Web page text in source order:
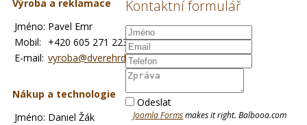
Výroba a reklamace
Jméno: Pavel Emr
Mobil:
+420 605 271 223
E-mail: vyroba@dverehrdinka.cz
Nákup a technologie
Jméno: Daniel Žák
Kontaktní formulář
Odeslat
Joomla Formsmakes it right. Balbooa.com